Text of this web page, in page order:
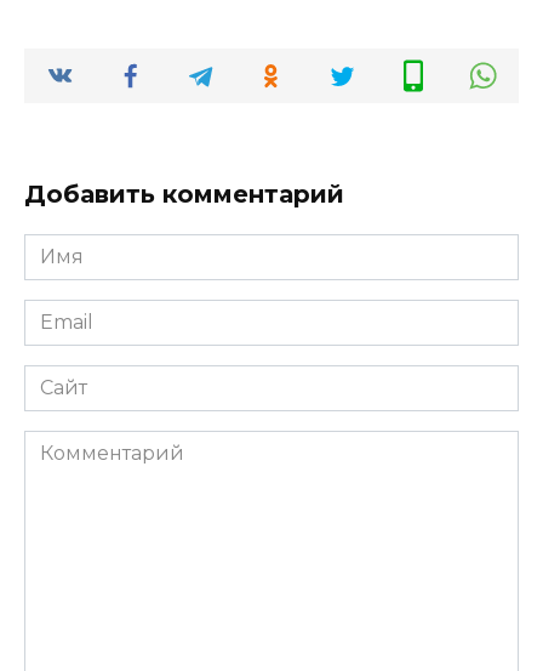
Добавить комментарий
Имя
*
Email
*
Сайт
Комментарий